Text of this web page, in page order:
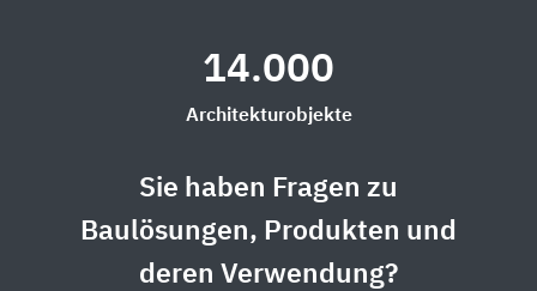
14.000
Architekturobjekte
Sie haben Fragen zu
Baulösungen, Produkten und
deren Verwendung?